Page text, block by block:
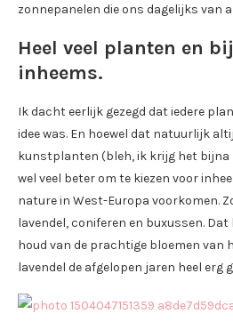
zonnepanelen die ons dagelijks van
Heel veel planten en
inheems.
Ik dacht eerlijk gezegd dat iedere
idee was. En hoewel dat natuurlijk
kunstplanten (bleh, ik krijg het bijna
wel veel beter om te kiezen voor
nature in West-Europa voorkomen.
lavendel, coniferen en buxussen.
houd van de prachtige bloemen van
lavendel de afgelopen jaren heel erg